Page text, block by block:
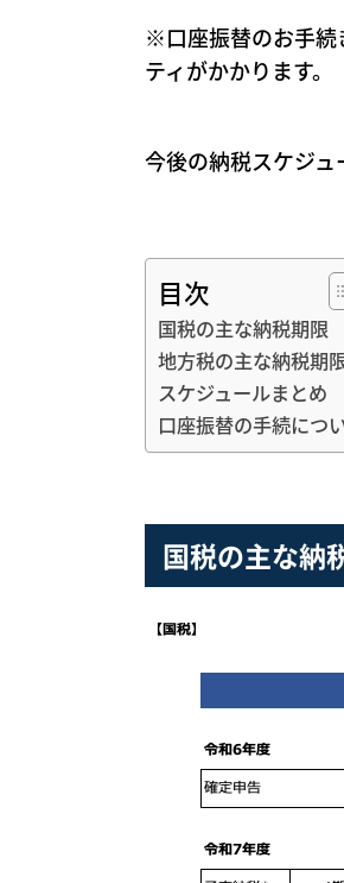
※口座振替のお手続
ティがかかります。
今後の納税スケジュ
目次
国税の主な納税期限
地方税の主な納税期
スケジュールまとめ
口座振替の手続につ
国税の主な納